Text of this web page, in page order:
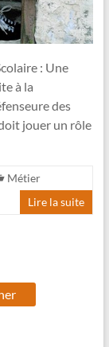
: Une
à la
des
jouer un rôle
Métier
Lire la suite